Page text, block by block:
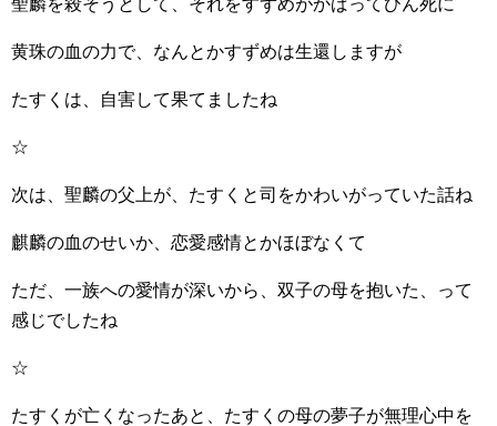
聖麟を殺そうとして、それをすずめがかばってひん死に
黄珠の血の力で、なんとかすずめは生還しますが
たすくは、自害して果てましたね
☆
次は、聖麟の父上が、たすくと司をかわいがっていた話ね
麒麟の血のせいか、恋愛感情とかほぼなくて
ただ、一族への愛情が深いから、双子の母を抱いた、って
感じでしたね
☆
たすくが亡くなったあと、たすくの母の夢子が無理心中を